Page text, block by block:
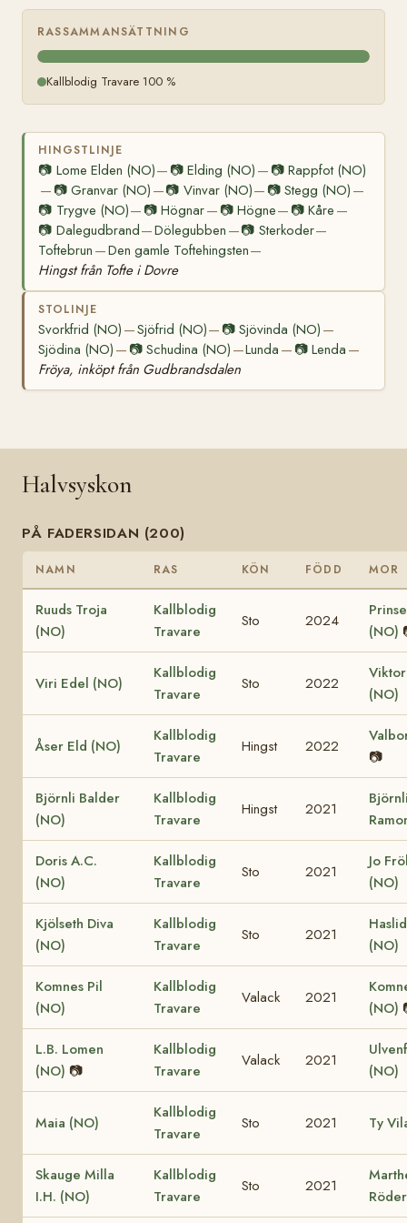
RASSAMMANSÄTTNING
Kallblodig Travare 100 %
HINGSTLINJE
📷 Lome Elden (NO)— 📷Elding (NO) — 📷 Rappfot (NO)
— 📷Granvar (NO) —📷 Vinvar (NO)— 📷Stegg (NO) —
📷 Trygve (NO)— 📷Högnar— 📷 Högne— 📷 Kåre —
📷 Dalegudbrand—Dölegubben —📷 Sterkoder—
Toftebrun —Den gamle Toftehingsten—
Hingst från Tofte i Dovre
STOLINJE
Svorkfrid (NO) —Sjöfrid (NO)— 📷Sjövinda (NO) —
Sjödina (NO) — 📷Schudina (NO) —Lunda — 📷Lenda —
Fröya, inköpt från Gudbrandsdalen
Halvsyskon
PÅ FADERSIDAN (200)
NAMN RAS KÖN FÖDD MOR
Ruuds Troja
(NO)
Kallblodig
Travare
Sto 2024
(NO)
Viri Edel (NO)
Kallblodig
Travare
Sto 2022
(NO)
Åser Eld (NO)
Kallblodig
Travare
Hingst 2022
📷
Björnli Balder
(NO)
Kallblodig
Travare
Hingst 2021
Doris A.C.
(NO)
Kallblodig
Travare
Sto 2021
Jo
(NO)
Kjölseth Diva
(NO)
Kallblodig
Travare
Sto 2021
(NO)
Komnes Pil
(NO)
Kallblodig
Travare
Valack 2021
(NO)
L.B. Lomen
(NO) 📷
Kallblodig
Travare
Valack 2021
(NO)
Maia (NO)
Kallblodig
Travare
Sto 2021 Ty
Skauge Milla
I.H. (NO)
Kallblodig
Travare
Sto 2021